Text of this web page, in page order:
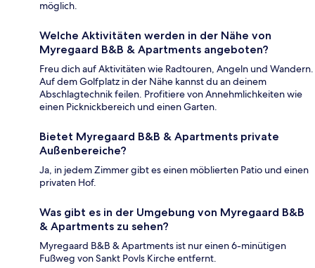
möglich.
Welche Aktivitäten werden in der Nähe von
Myregaard B&B & Apartments angeboten?
Freu dich auf Aktivitäten wie Radtouren, Angeln und Wandern.
Auf dem Golfplatz in der Nähe kannst du an deinem
Abschlagtechnik feilen. Profitiere von Annehmlichkeiten wie
einen Picknickbereich und einen Garten.
Bietet Myregaard B&B & Apartments private
Außenbereiche?
Ja, in jedem Zimmer gibt es einen möblierten Patio und einen
privaten Hof.
Was gibt es in der Umgebung von Myregaard B&B
& Apartments zu sehen?
Myregaard B&B & Apartments ist nur einen 6-minütigen
Fußweg von Sankt Povls Kirche entfernt.